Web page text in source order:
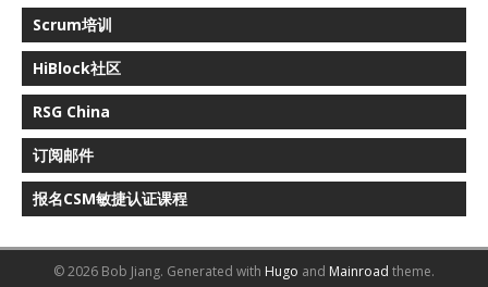
Scrum培训
HiBlock社区
RSG China
订阅邮件
报名CSM敏捷认证课程
© 2026 Bob Jiang. Generated with Hugo and Mainroad theme.